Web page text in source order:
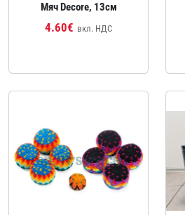
Мяч Decore, 13см
4.60€ вкл. НДС